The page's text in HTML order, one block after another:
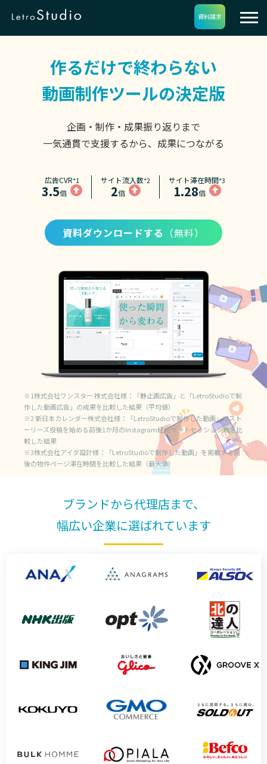
資料請求
作るだけで終わらない
動画制作ツールの決定版
企画・制作・成果振り返りまで
一気通貫で支援するから、成果につながる
広告CVR*1
3.5倍
サイト流入数*2
2倍
サイト滞在時間*3
1.28倍
資料ダウンロードする （無料）
※1株式会社ワンスター 株式会社様：「静止画広告」と「LetroStudioで制
作した動画広告」の成果を比較した結果（平均値）
※2 新日本カレンダー株式会社様：「LetroStudioで制作した動画」でスト
ーリーズ投稿を始める前後1か月のInstagram経由サイトセッション数を比
較した結果
※3株式会社アイダ設計様：「LetroStudioで制作した動画」を掲載する前
後の物件ページ滞在時間を比較した結果（最大値）
ブランドから代理店まで、
幅広い企業に選ばれています